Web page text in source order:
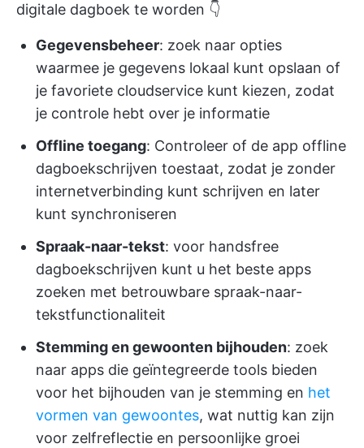
digitale dagboek te worden 👇
Gegevensbeheer: zoek naar opties
waarmee je gegevens lokaal kunt opslaan of
je favoriete cloudservice kunt kiezen, zodat
je controle hebt over je informatie
Offline toegang: Controleer of de app offline
dagboekschrijven toestaat, zodat je zonder
internetverbinding kunt schrijven en later
kunt synchroniseren
Spraak-naar-tekst: voor handsfree
dagboekschrijven kunt u het beste apps
zoeken met betrouwbare spraak-naar-
tekstfunctionaliteit
Stemming en gewoonten bijhouden: zoek
naar apps die geïntegreerde tools bieden
voor het bijhouden van je stemming en het
vormen van gewoontes, wat nuttig kan zijn
voor zelfreflectie en persoonlijke groei